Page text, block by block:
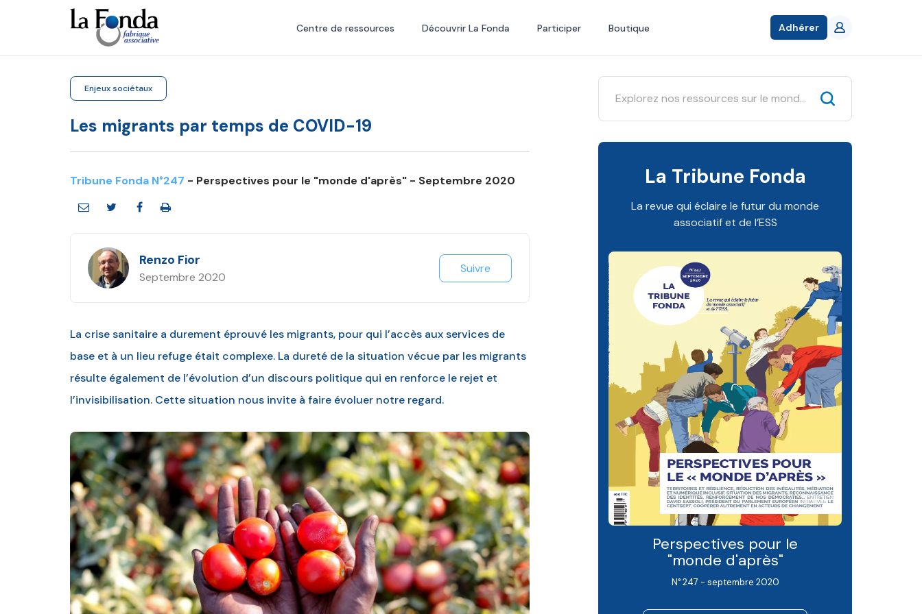
principal
Centre de ressources Découvrir La Fonda Participer Boutique Adhérer
Enjeux sociétaux
Les migrants par temps de COVID-19
Tribune Fonda N°247 - Perspectives pour le "monde d'après" - Septembre 2020
Renzo Fior
Septembre 2020
Suivre
La crise sanitaire a durement éprouvé les migrants, pour qui l’accès aux services de
base et à un lieu refuge était complexe. La dureté de la situation vécue par les migrants
résulte également de l’évolution d’un discours politique qui en renforce le rejet et
l’invisibilisation. Cette situation nous invite à faire évoluer notre regard.
La Tribune Fonda
La revue qui éclaire le futur du monde
associatif et de l’ESS
Perspectives pour le
"monde d'après"
N° 247 - septembre 2020